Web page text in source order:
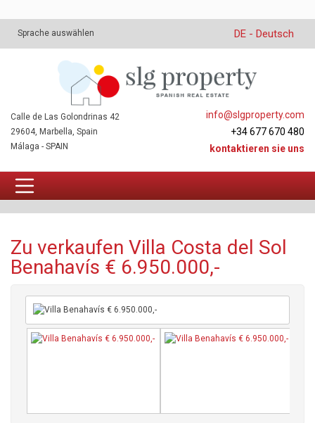
Sprache auswählen DE - Deutsch
info@slgproperty.com
+34 677 670 480
kontaktieren sie uns
Calle de Las Golondrinas 42
29604, Marbella, Spain
Málaga - SPAIN
Zu verkaufen Villa Costa del Sol
Benahavís € 6.950.000,-